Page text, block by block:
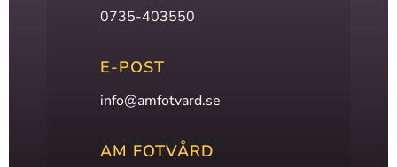
0735-403550
E-POST
info@amfotvard.se
AM FOTVÅRD